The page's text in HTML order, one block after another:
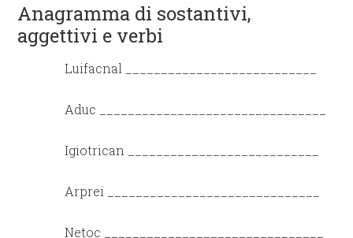
Anagramma di sostantivi,
aggettivi e verbi
Luifacnal ___________________________
Aduc ________________________________
Igiotrican ___________________________
Arprei ______________________________
Netoc _______________________________